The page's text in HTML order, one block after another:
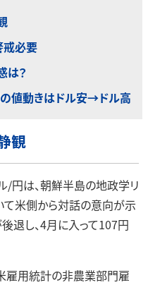
戒必要
は？
値動きはドル安→ドル高
観
円は、朝鮮半島の地政学リ
米側から対話の意向が示
退し、4月に入って107円
雇用統計の非農業部門雇